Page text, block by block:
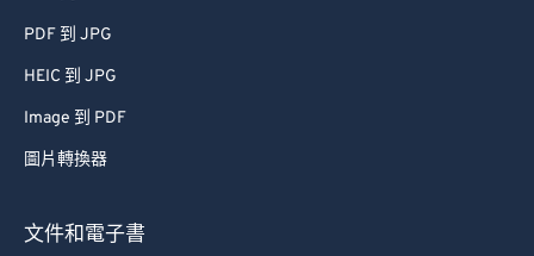
PDF 到 JPG
HEIC 到 JPG
Image 到 PDF
圖片轉換器
文件和電子書